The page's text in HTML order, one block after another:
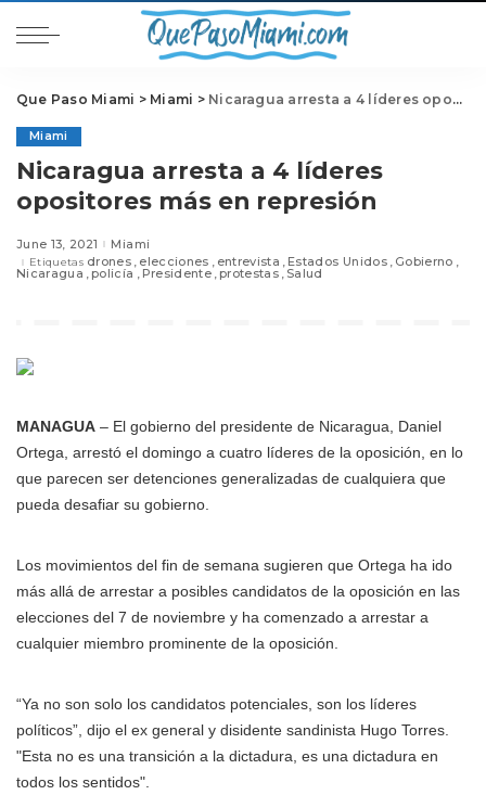
Que Paso Miami > Miami > Nicaragua arresta a 4 líderes opositores más en represión
Miami
Nicaragua arresta a 4 líderes
opositores más en represión
June 13, 2021 Miami
Etiquetas drones elecciones entrevista Estados Unidos Gobierno
Nicaragua policía Presidente protestas Salud
MANAGUA – El gobierno del presidente de Nicaragua, Daniel
Ortega, arrestó el domingo a cuatro líderes de la oposición, en lo
que parecen ser detenciones generalizadas de cualquiera que
pueda desafiar su gobierno.
Los movimientos del fin de semana sugieren que Ortega ha ido
más allá de arrestar a posibles candidatos de la oposición en las
elecciones del 7 de noviembre y ha comenzado a arrestar a
cualquier miembro prominente de la oposición.
“Ya no son solo los candidatos potenciales, son los líderes
políticos”, dijo el ex general y disidente sandinista Hugo Torres.
"Esta no es una transición a la dictadura, es una dictadura en
todos los sentidos".